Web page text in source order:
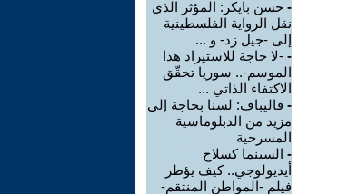
- حسن بايكر: المؤثر الذي
نقل الرواية الفلسطينية
إلى -جيل زد- و ...
- -لا حاجة للاستيراد هذا
الموسم-.. سوريا تحقّق
الاكتفاء الذاتي ...
- قاليباف: لسنا بحاجة إلى
مزيد من الدبلوماسية
المسرحية
- السينما كسلاح
أيديولوجي.. كيف يؤطر
فيلم -المواطن المنتقم-